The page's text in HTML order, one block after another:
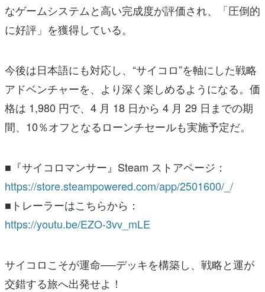
なゲームシステムと高い完成度が評価され、「圧倒的
に好評」を獲得している。
今後は日本語にも対応し、“サイコロ”を軸にした戦略
アドベンチャーを、より深く楽しめるようになる。価
格は 1,980 円で、4 月 18 日から 4 月 29 日までの期
間、10％オフとなるローンチセールも実施予定だ。
■『サイコロマンサー』Steam ストアページ：
https://store.steampowered.com/app/2501600/_/
■トレーラーはこちらから：
https://youtu.be/EZO-3vv_mLE
サイコロこそが運命──デッキを構築し、戦略と運が
交錯する旅へ出発せよ！